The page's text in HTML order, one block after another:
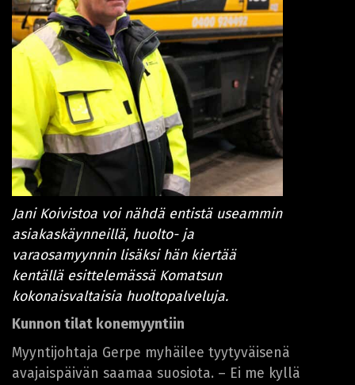
Jani Koivistoa voi nähdä entistä useammin
asiakaskäynneillä, huolto- ja
varaosamyynnin lisäksi hän kiertää
kentällä esittelemässä Komatsun
kokonaisvaltaisia huoltopalveluja.
Kunnon tilat konemyyntiin
Myyntijohtaja Gerpe myhäilee tyytyväisenä
avajaispäivän saamaa suosiota. – Ei me kyllä